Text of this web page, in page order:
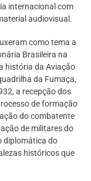
internacional com
audiovisual.
como tema a
Brasileira na
história da Aviação
da Fumaça,
a recepção dos
de formação
do combatente
de militares do
diplomática do
históricos que